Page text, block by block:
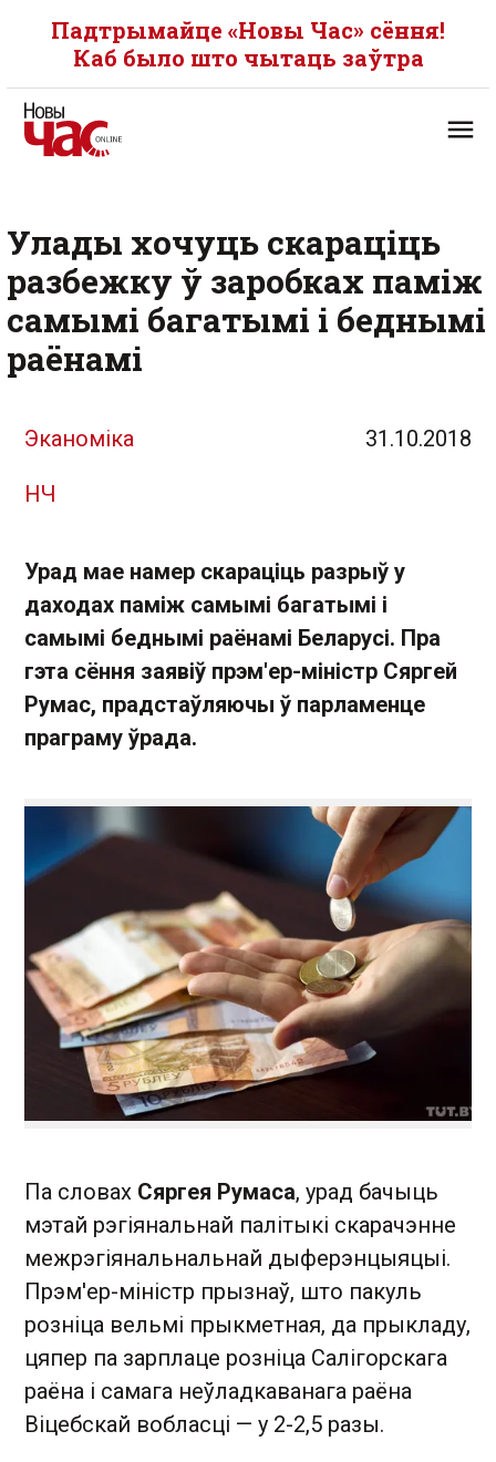
Падтрымайце «Новы Час» сёння!
Каб было што чытаць заўтра
Улады хочуць скараціць
разбежку ў заробках паміж
самымі багатымі і беднымі
раёнамі
Эканоміка 31.10.2018
НЧ
Урад мае намер скараціць разрыў у
даходах паміж самымі багатымі і
самымі беднымі раёнамі Беларусі. Пра
гэта сёння заявіў прэм'ер-міністр Сяргей
Румас, прадстаўляючы ў парламенце
праграму ўрада.
Па словах Сяргея Румаса, урад бачыць
мэтай рэгіянальнай палітыкі скарачэнне
межрэгіянальнальнай дыферэнцыяцыі.
Прэм'ер-міністр прызнаў, што пакуль
розніца вельмі прыкметная, да прыкладу,
цяпер па зарплаце розніца Салігорскага
раёна і самага неўладкаванага раёна
Віцебскай вобласці — у 2-2,5 разы.